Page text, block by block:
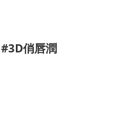
俏唇潤